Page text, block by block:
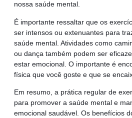
nossa saúde mental.
É importante ressaltar que os
ser intensos ou extenuantes para
saúde mental. Atividades como
ou dança também podem ser
estar emocional. O importante é
física que você goste e que se
Em resumo, a prática regular de
para promover a saúde mental e
emocional saudável. Os benefícios